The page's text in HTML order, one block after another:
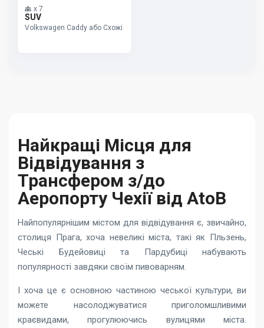
x 7
SUV
Volkswagen Caddy або Схожі
Найкращі Місця для
Відвідування з
Трансфером з/до
Аеропорту Чехії від AtoB
Найпопулярнішим містом для відвідування є, звичайно,
столиця Прага, хоча невеликі міста, такі як Пльзень,
Чеські Будейовиці та Пардубиці набувають
популярності завдяки своїм пивоварням.
І хоча це є основною частиною чеської культури, ви
можете насолоджуватися приголомшливими
краєвидами, прогулюючись вулицями міста.